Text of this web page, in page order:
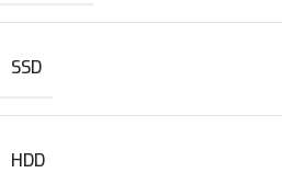
SSD
HDD